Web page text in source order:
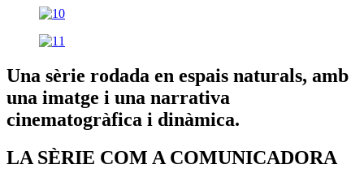
Una sèrie rodada en espais naturals, amb
una imatge i una narrativa
cinematogràfica i dinàmica.
LA SÈRIE COM A COMUNICADORA